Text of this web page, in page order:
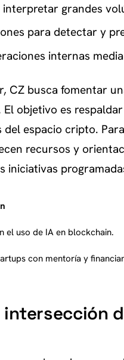
interpretar grandes
para detectar y
internas
CZ busca fomentar
objetivo es
espacio cripto.
recursos y
iniciativas
el uso de IA en blockchain.
con mentoría y